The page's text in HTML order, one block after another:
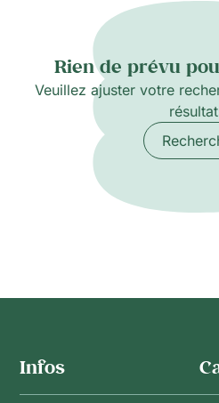
Rien de prévu
Veuillez ajuster votre
Infos